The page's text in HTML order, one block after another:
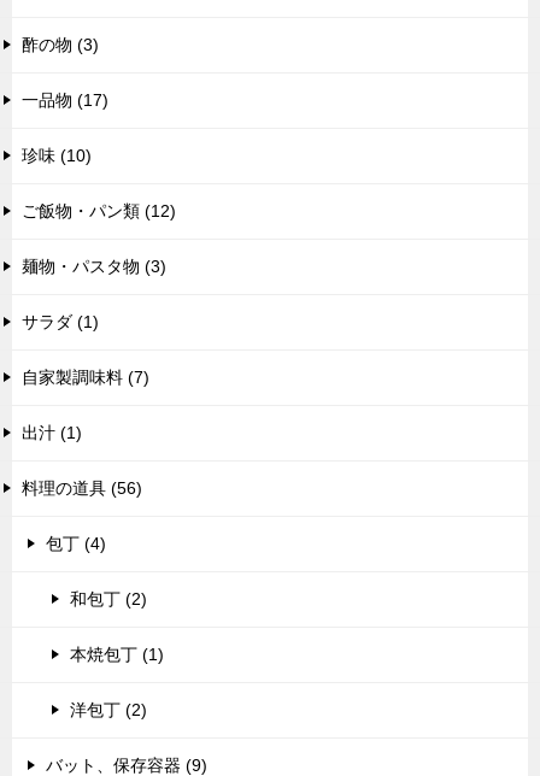
酢の物 (3)
一品物 (17)
珍味 (10)
ご飯物・パン類 (12)
麺物・パスタ物 (3)
サラダ (1)
自家製調味料 (7)
出汁 (1)
料理の道具 (56)
包丁 (4)
和包丁 (2)
本焼包丁 (1)
洋包丁 (2)
バット、保存容器 (9)